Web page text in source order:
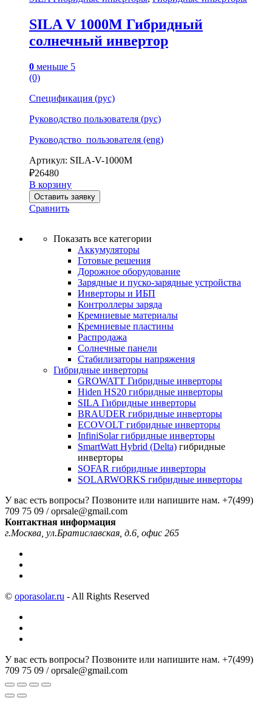
SILA V 1000M Гибридный
солнечный инвертор
0 меньше 5
(0)
Спецификация (рус)
Руководство пользователя (рус)
Руководство_пользователя (eng)
Артикул: SILA-V-1000M
₽26480
В корзину
Оставить заявку
Сравнить
Показать все категории
Аккумуляторы
Готовые решения
Дорожное оборудование
Зарядные и пуско-зарядные устройства
Инверторы и ИБП
Контроллеры заряда
Кремниевые материалы
Кремниевые пластины
Распродажа
Солнечные панели
Стабилизаторы напряжения
Гибридные инверторы
GROWATT Гибридные инверторы
Hiden HS20 гибридные инверторы
SILA Гибридные инверторы
BRAUDER гибридные инверторы
ECOVOLT гибридные инверторы
InfiniSolar гибридные инверторы
SmartWatt Hybrid (Delta) гибридные
инверторы
SOFAR гибридные инверторы
SOLARWORKS гибридные инверторы
У вас есть вопросы? Позвоните или напишите нам. +7(499)
709 75 09 / oprsale@gmail.com
Контактная информация
г.Москва, ул.Братиславская, д.6, офис 265
© oporasolar.ru - All Rights Reserved
У вас есть вопросы? Позвоните или напишите нам. +7(499)
709 75 09 / oprsale@gmail.com